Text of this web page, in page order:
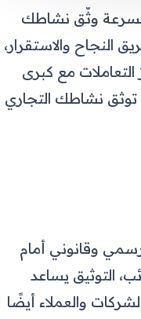
وثّق نشاطك
والاستقرار،
مع كبرى
نشاطك التجاري
وقانوني أمام
التوثيق يساعد
والعملاء أيضًا